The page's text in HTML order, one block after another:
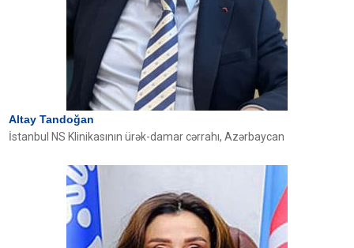
Altay Tandoğan
İstanbul NS Klinikasının ürək-damar cərrahı, Azərbaycan